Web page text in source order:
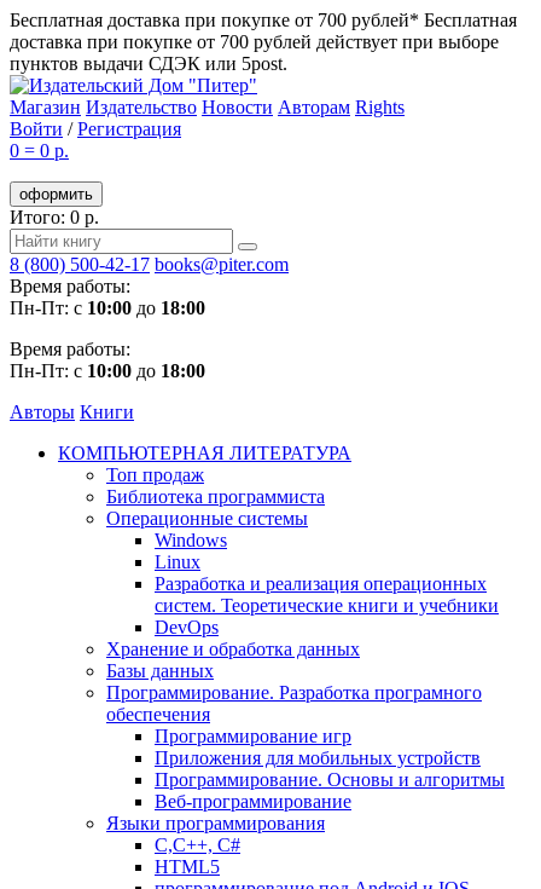
Бесплатная доставка при покупке от 700 рублей* Бесплатная
доставка при покупке от 700 рублей действует при выборе
пунктов выдачи СДЭК или 5post.
Магазин Издательство Новости Авторам Rights
Войти /Регистрация
0 = 0 р.
оформить
Итого: 0 р.
8 (800) 500-42-17 books@piter.com
Время работы:
Пн-Пт: с 10:00 до 18:00
Время работы:
Пн-Пт: с 10:00 до 18:00
Авторы Книги
КОМПЬЮТЕРНАЯ ЛИТЕРАТУРА
Топ продаж
Библиотека программиста
Операционные системы
Windows
Linux
Разработка и реализация операционных
систем. Теоретические книги и учебники
DevOps
Хранение и обработка данных
Базы данных
Программирование. Разработка програмного
обеспечения
Программирование игр
Приложения для мобильных устройств
Программирование. Основы и алгоритмы
Веб-программирование
Языки программирования
С,С++, С#
HTML5